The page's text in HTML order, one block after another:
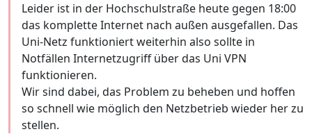
Leider ist in der Hochschulstraße heute gegen 18:00
das komplette Internet nach außen ausgefallen. Das
Uni-Netz funktioniert weiterhin also sollte in
Notfällen Internetzugriff über das Uni VPN
funktionieren.
Wir sind dabei, das Problem zu beheben und hoffen
so schnell wie möglich den Netzbetrieb wieder her zu
stellen.